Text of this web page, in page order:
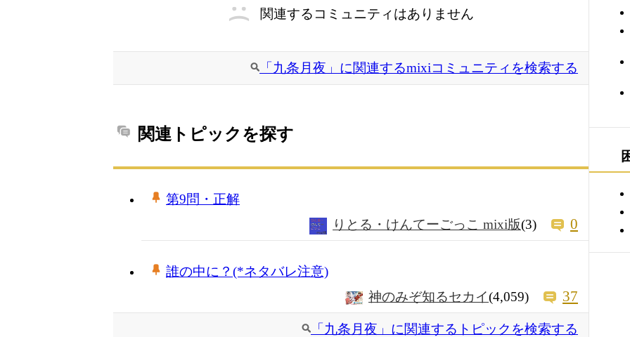
関連するコミュニティはありません
「九条月夜」に関連するmixiコミュニティを検索する
関連トピックを探す
第9問・正解
りとる・けんてーごっこ mixi版(3) 0
誰の中に？(*ネタバレ注意)
神のみぞ知るセカイ(4,059) 37
「九条月夜」に関連するトピックを検索する